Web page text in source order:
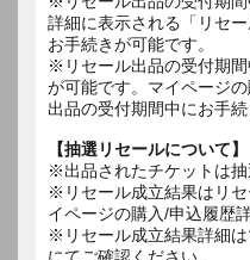
詳細に表示される「リセ
お手続きが可能です。
※リセール出品の受付期
が可能です。マイページ
出品の受付期間中にお手続
【抽選リセールについて】
※出品されたチケットは抽
※リセール成立結果はリ
イページの購入/申込履歴
※リセール成立結果詳細